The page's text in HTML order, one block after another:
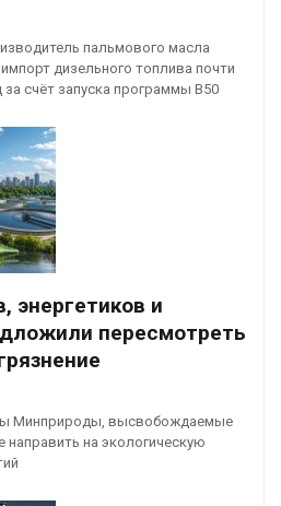
пальмового масла
дизельного топлива почти
счёт запуска программы B50
энергетиков и
пересмотреть
Минприроды, высвобождаемые
направить на экологическую